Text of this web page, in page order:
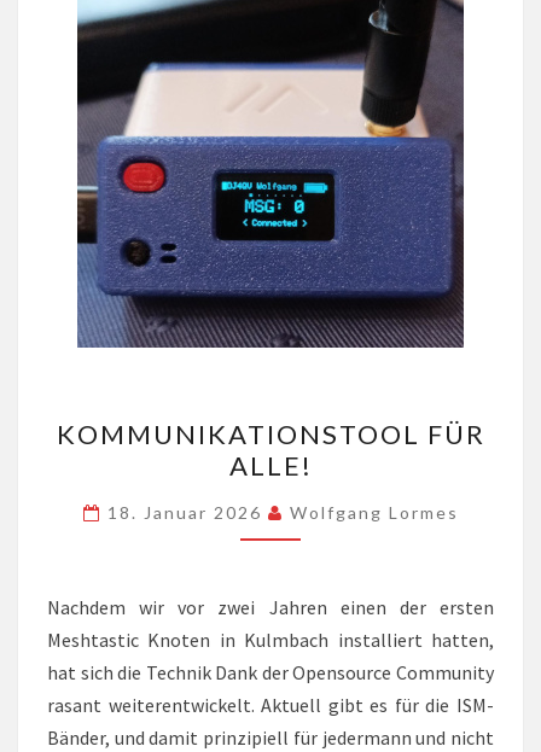
FÜR
ALLE!
KOMMUNIKATIONSTOOL FÜR
ALLE!
18. Januar 2026 Wolfgang Lormes
Nachdem wir vor zwei Jahren einen der ersten
Meshtastic Knoten in Kulmbach installiert hatten,
hat sich die Technik Dank der Opensource Community
rasant weiterentwickelt. Aktuell gibt es für die ISM-
Bänder, und damit prinzipiell für jedermann und nicht